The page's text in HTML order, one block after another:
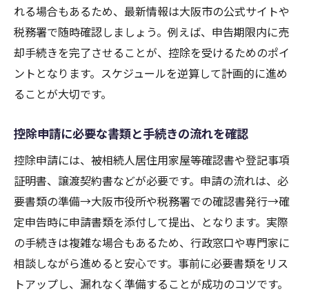
れる場合もあるため、最新情報は大阪市の公式サイトや
税務署で随時確認しましょう。例えば、申告期限内に売
却手続きを完了させることが、控除を受けるためのポイ
ントとなります。スケジュールを逆算して計画的に進め
ることが大切です。
控除申請に必要な書類と手続きの流れを確認
控除申請には、被相続人居住用家屋等確認書や登記事項
証明書、譲渡契約書などが必要です。申請の流れは、必
要書類の準備→大阪市役所や税務署での確認書発行→確
定申告時に申請書類を添付して提出、となります。実際
の手続きは複雑な場合もあるため、行政窓口や専門家に
相談しながら進めると安心です。事前に必要書類をリス
トアップし、漏れなく準備することが成功のコツです。